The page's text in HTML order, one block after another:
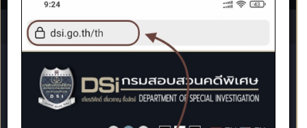
E-SERVICE